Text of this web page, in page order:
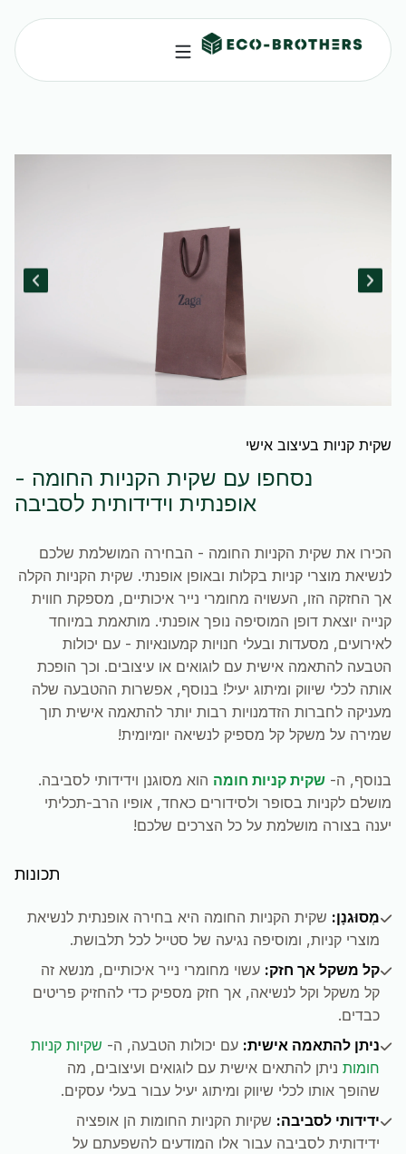
שקית קניות בעיצוב אישי
נסחפו עם שקית הקניות החומה -
אופנתית וידידותית לסביבה
הכירו את שקית הקניות החומה - הבחירה המושלמת שלכם
לנשיאת מוצרי קניות בקלות ובאופן אופנתי. שקית הקניות הקלה
אך החזקה הזו, העשויה מחומרי נייר איכותיים, מספקת חווית
קנייה יוצאת דופן המוסיפה נופך אופנתי. מותאמת במיוחד
לאירועים, מסעדות ובעלי חנויות קמעונאיות - עם יכולות
הטבעה להתאמה אישית עם לוגואים או עיצובים. וכך הופכת
אותה לכלי שיווק ומיתוג יעיל! בנוסף, אפשרות ההטבעה שלה
מעניקה לחברות הזדמנויות רבות יותר להתאמה אישית תוך
שמירה על משקל קל מספיק לנשיאה יומיומית!
בנוסף, ה- שקית קניות חומה הוא מסוגנן וידידותי לסביבה.
מושלם לקניות בסופר ולסידורים כאחד, אופיו הרב-תכליתי
יענה בצורה מושלמת על כל הצרכים שלכם!
תכונות
מְסוּגנָן: שקית הקניות החומה היא בחירה אופנתית לנשיאת
מוצרי קניות, ומוסיפה נגיעה של סטייל לכל תלבושת.
קל משקל אך חזק: עשוי מחומרי נייר איכותיים, מנשא זה
קל משקל וקל לנשיאה, אך חזק מספיק כדי להחזיק פריטים
כבדים.
ניתן להתאמה אישית: עם יכולות הטבעה, ה- שקיות קניות
חומות ניתן להתאים אישית עם לוגואים ועיצובים, מה
שהופך אותו לכלי שיווק ומיתוג יעיל עבור בעלי עסקים.
ידידותי לסביבה: שקיות הקניות החומות הן אופציה
ידידותית לסביבה עבור אלו המודעים להשפעתם על